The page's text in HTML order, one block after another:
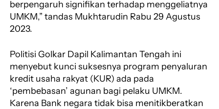
berpengaruh signifikan terhadap menggeliatnya
UMKM,” tandas Mukhtarudin Rabu 29 Agustus
2023.
Politisi Golkar Dapil Kalimantan Tengah ini
menyebut kunci suksesnya program penyaluran
kredit usaha rakyat (KUR) ada pada
‘pembebasan’ agunan bagi pelaku UMKM.
Karena Bank negara tidak bisa menitikberatkan